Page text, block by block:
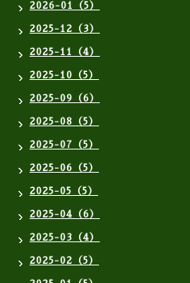
2026-01（5）
2025-12（3）
2025-11（4）
2025-10（5）
2025-09（6）
2025-08（5）
2025-07（5）
2025-06（5）
2025-05（5）
2025-04（6）
2025-03（4）
2025-02（5）